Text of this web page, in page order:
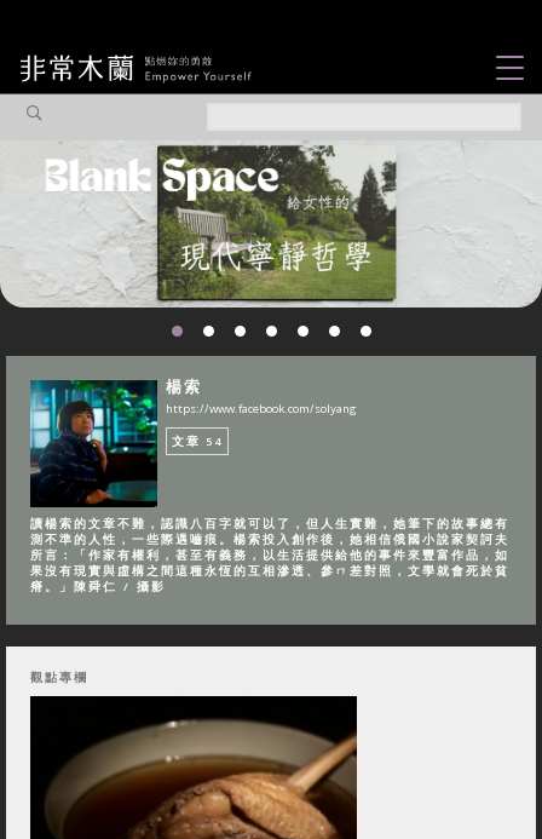
觀點專欄
焦點企劃
社會企業
認識我們
楊索
https://www.facebook.com/solyang
文章 54
讀楊索的文章不難，認識八百字就可以了，但人生實難，她筆下的故事總有
測不準的人性，一些際遇嚙痕。楊索投入創作後，她相信俄國小說家契訶夫
所言：「作家有權利，甚至有義務，以生活提供給他的事件來豐富作品，如
果沒有現實與虛構之間這種永恆的互相滲透、參ㄇ差對照，文學就會死於貧
瘠。」陳舜仁 / 攝影
觀點專欄